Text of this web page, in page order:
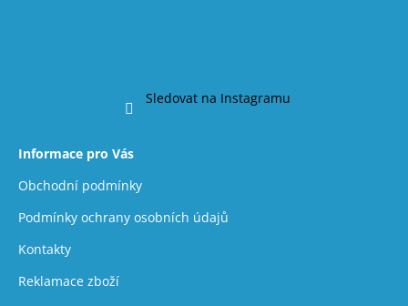
Sledovat na Instagramu
Informace pro Vás
Obchodní podmínky
Podmínky ochrany osobních údajů
Kontakty
Reklamace zboží